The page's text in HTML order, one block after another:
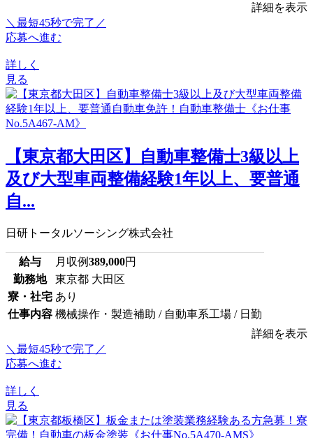
詳細を表示
＼最短45秒で完了／
応募へ進む
詳しく
見る
【東京都大田区】自動車整備士3級以上
及び大型車両整備経験1年以上、要普通
自...
日研トータルソーシング株式会社
給与 月収例389,000円
勤務地
東京都 大田区
寮・社宅 あり
仕事内容 機械操作・製造補助 / 自動車系工場 / 日勤
詳細を表示
＼最短45秒で完了／
応募へ進む
詳しく
見る